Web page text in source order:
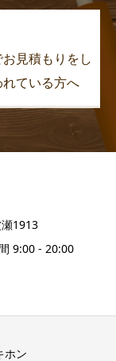
見積もりをし
ている方へ
1913
9:00 - 20:00
ホン